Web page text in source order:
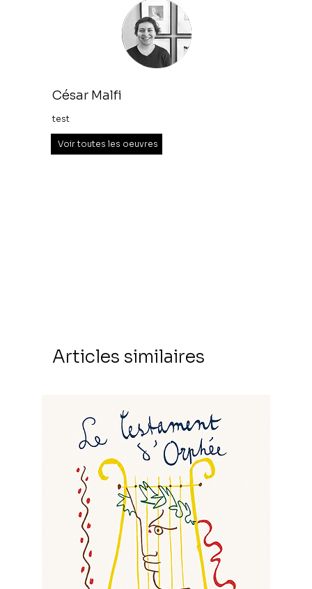
César Malfi
test
Voir toutes les oeuvres
Articles similaires